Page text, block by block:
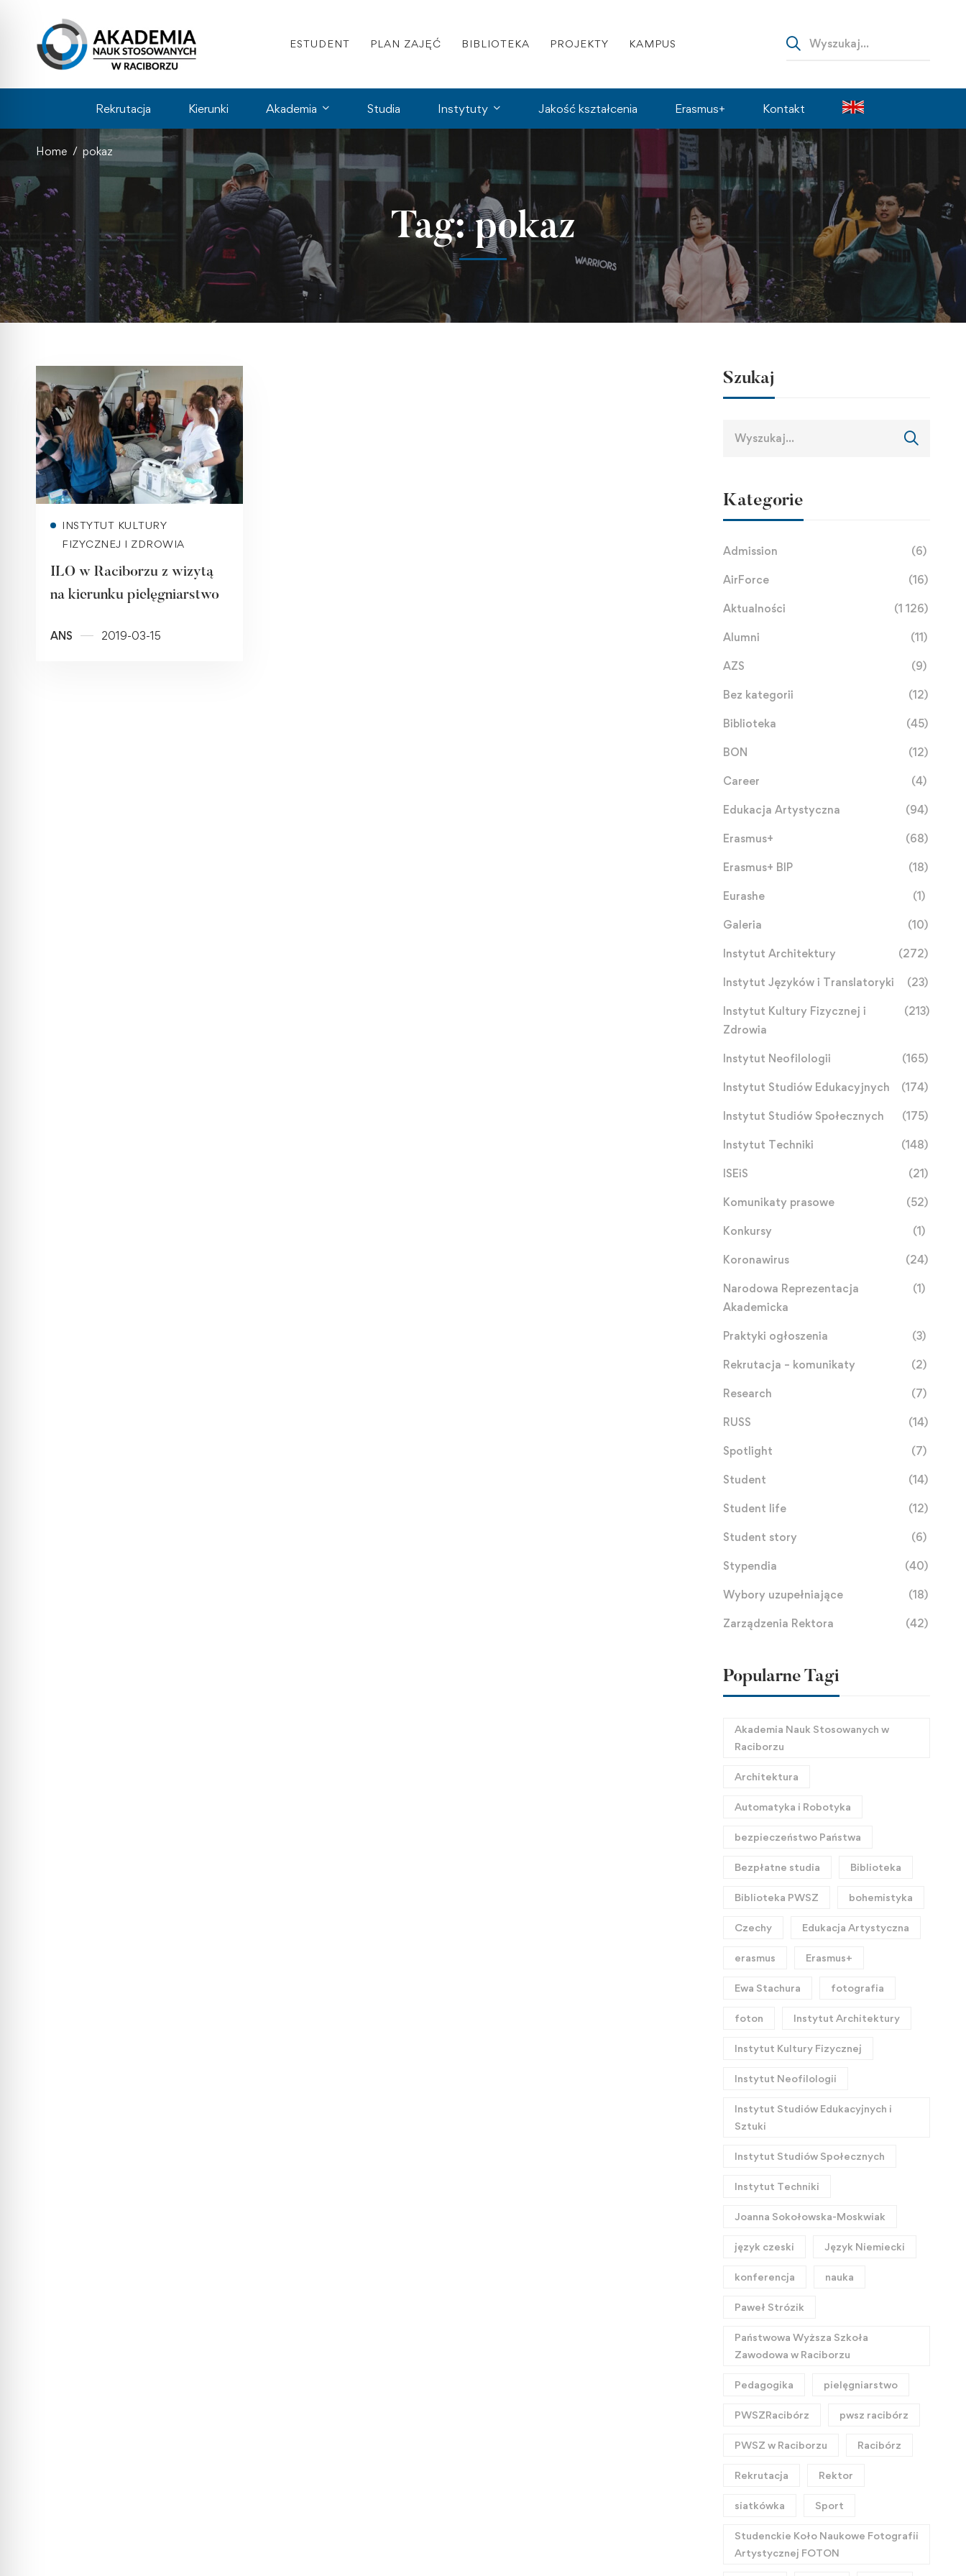
ESTUDENT PLAN ZAJĘĆ BIBLIOTEKA PROJEKTY KAMPUS
Rekrutacja Kierunki Akademia Studia Instytuty Jakość kształcenia Erasmus+ Kontakt
Home pokaz
Tag: pokaz
INSTYTUT KULTURY
FIZYCZNEJ I ZDROWIA
ILO w Raciborzu z wizytą
na kierunku pielęgniarstwo
ANS 2019-03-15
Szukaj
Kategorie
Admission (6)
AirForce (16)
Aktualności (1 126)
Alumni (11)
AZS (9)
Bez kategorii (12)
Biblioteka (45)
BON (12)
Career (4)
Edukacja Artystyczna (94)
Erasmus+ (68)
Erasmus+ BIP (18)
Eurashe (1)
Galeria (10)
Instytut Architektury (272)
Instytut Języków i Translatoryki (23)
Instytut Kultury Fizycznej i
Zdrowia
(213)
Instytut Neofilologii (165)
Instytut Studiów Edukacyjnych (174)
Instytut Studiów Społecznych (175)
Instytut Techniki (148)
ISEiS (21)
Komunikaty prasowe (52)
Konkursy (1)
Koronawirus (24)
Narodowa Reprezentacja
Akademicka
(1)
Praktyki ogłoszenia (3)
Rekrutacja – komunikaty (2)
Research (7)
RUSS (14)
Spotlight (7)
Student (14)
Student life (12)
Student story (6)
Stypendia (40)
Wybory uzupełniające (18)
Zarządzenia Rektora (42)
Popularne Tagi
Akademia Nauk Stosowanych w
Raciborzu
Architektura
Automatyka i Robotyka
bezpieczeństwo Państwa
Bezpłatne studia Biblioteka
Biblioteka PWSZ bohemistyka
Czechy Edukacja Artystyczna
erasmus Erasmus+
Ewa Stachura fotografia
foton Instytut Architektury
Instytut Kultury Fizycznej
Instytut Neofilologii
Instytut Studiów Edukacyjnych i
Sztuki
Instytut Studiów Społecznych
Instytut Techniki
Joanna Sokołowska-Moskwiak
język czeski Język Niemiecki
konferencja nauka
Paweł Strózik
Państwowa Wyższa Szkoła
Zawodowa w Raciborzu
Pedagogika pielęgniarstwo
PWSZRacibórz pwsz racibórz
PWSZ w Raciborzu Racibórz
Rekrutacja Rektor
siatkówka Sport
Studenckie Koło Naukowe Fotografii
Artystycznej FOTON